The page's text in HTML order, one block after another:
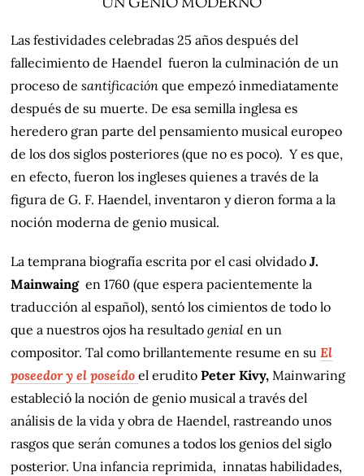
Las festividades celebradas 25 años después del
fallecimiento de Haendel fueron la culminación de un
proceso desantificación que empezó inmediatamente
después de su muerte. De esa semilla inglesa es
heredero gran parte del pensamiento musical europeo
de los dos siglos posteriores (que no es poco). Y es que,
en efecto, fueron los ingleses quienes a través de la
figura de G. F. Haendel, inventaron y dieron forma a la
noción moderna de genio musical.
La temprana biografía escrita por el casi olvidadoJ.
Mainwaingen 1760 (que espera pacientemente la
traducción al español), sentó los cimientos de todo lo
que a nuestros ojos ha resultadogenialen un
compositor. Tal como brillantemente resume en suEl
poseedor y el poseídoel erudito Peter Kivy,Mainwaring
estableció la noción de genio musical a través del
análisis de la vida y obra de Haendel, rastreando unos
rasgos que serán comunes a todos los genios del siglo
posterior. Una infancia reprimida, innatas habilidades,